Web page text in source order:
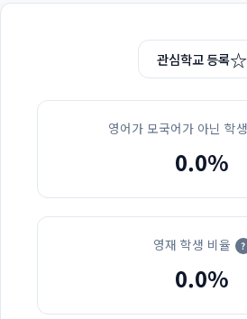
관심학교 등록☆
영어가 모국어가 아닌 학
0.0%
영재 학생 비율 ?
0.0%